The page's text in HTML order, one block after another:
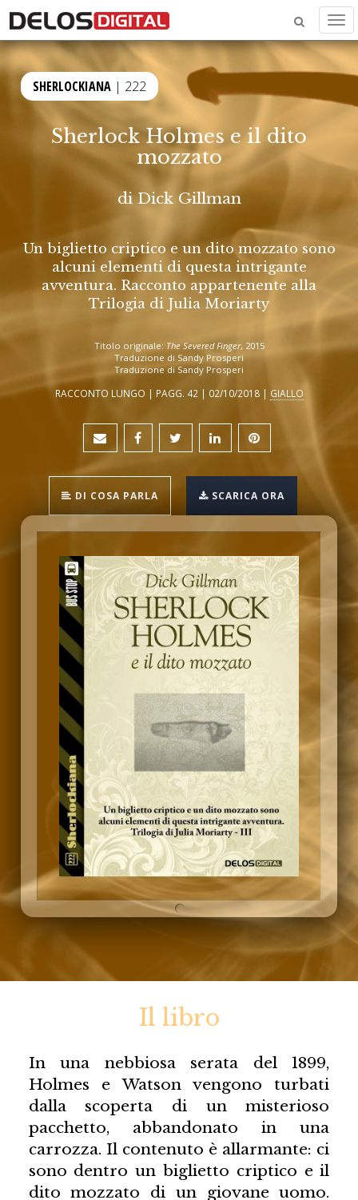
SHERLOCKIANA | 222
Sherlock Holmes e il dito
mozzato
diDick Gillman
Un biglietto criptico e un dito mozzato sono
alcuni elementi di questa intrigante
avventura. Racconto appartenente alla
Trilogia di Julia Moriarty
Titolo originale: The Severed Finger, 2015
Traduzione di Sandy Prosperi
Traduzione di Sandy Prosperi
RACCONTO LUNGO | PAGG. 42 | 02/10/2018 | GIALLO
DI COSA PARLA SCARICA ORA
Il libro
In una nebbiosa serata del 1899,
Holmes e Watson vengono turbati
dalla scoperta di un misterioso
pacchetto, abbandonato in una
carrozza. Il contenuto è allarmante: ci
sono dentro un biglietto criptico e il
dito mozzato di un giovane uomo.